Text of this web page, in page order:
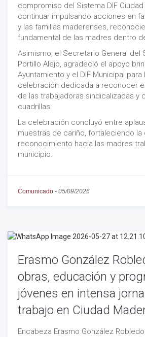
compromiso del Sistema DIF
continuar impulsando acciones en
y las familias maderenses,
fundamental de las madres dentro
Asimismo, el Secretario General del
Portillo Alejo, agradeció el apoyo
Ayuntamiento y el DIF Municipal
celebración dedicada a reconocer
de las trabajadoras sindicalizadas y
cuadrillas.
La celebración concluyó entre
muestras de cariño, fortaleciendo la
reconocimiento hacia las madres
municipio.
Comunicado - 05/09/2026
Erasmo González
obras, educación y
jóvenes en intensa
trabajo en Ciudad
Encabeza Erasmo González